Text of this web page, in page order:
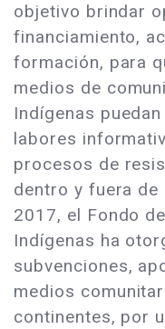
objetivo brindar
financiamiento,
formación, para
medios de
Indígenas
labores
procesos de
dentro y fuera de
2017, el Fondo
Indígenas ha
subvenciones,
medios
continentes, por